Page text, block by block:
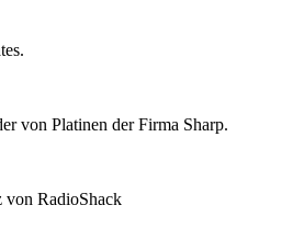
von Platinen der Firma Sharp.
von RadioShack